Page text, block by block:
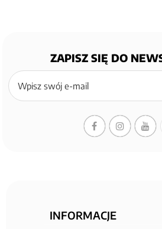
ZAPISZ SIĘ DO
Zapisz
się
newslettera
INFORMACJE